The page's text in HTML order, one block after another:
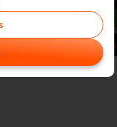
video
1/29